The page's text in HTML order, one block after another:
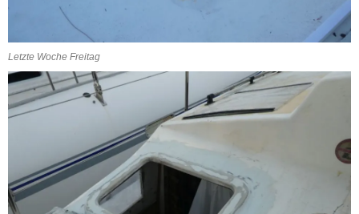
Letzte Woche Freitag